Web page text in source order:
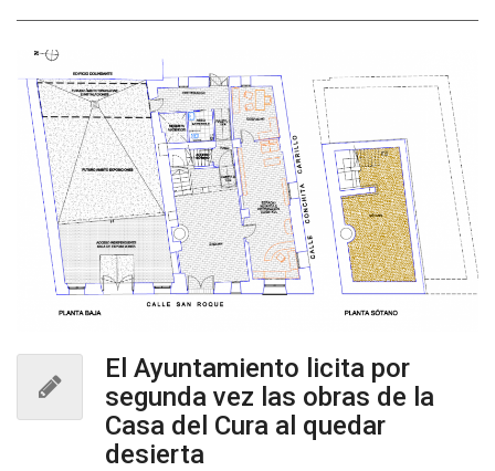
El Ayuntamiento licita por
segunda vez las obras de la
Casa del Cura al quedar
desierta